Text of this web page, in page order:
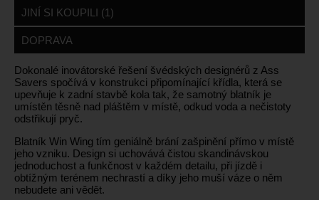
JINÍ SI KOUPILI (1)
DOPRAVA
Dokonalé inovátorské řešení švédských designérů z Ass
Savers spočívá v konstrukci připomínající křídla, která se
upevňuje k zadní stavbě kola tak, že samotný blatník je
umístěn těsně nad pláštěm v místě, odkud voda a nečistoty
odstřikují pryč.
Blatník Win Wing tím geniálně brání zašpinění přímo v místě
jeho vzniku. Design si uchovává čistou skandinávskou
jednoduchost a funkčnost v každém detailu, při jízdě i
obtížným terénem nechrastí a díky jeho muší váze o něm
nebudete ani vědět.